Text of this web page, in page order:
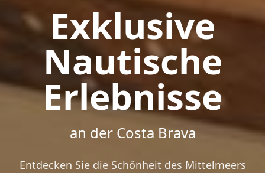
Exklusive
Nautische
Erlebnisse
an der Costa Brava
Entdecken Sie die Schönheit des Mittelmeers